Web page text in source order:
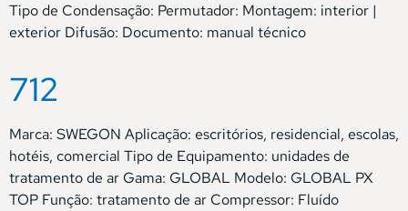
Tipo de Condensação: Permutador: Montagem: interior |
exterior Difusão: Documento: manual técnico
712
Marca: SWEGON Aplicação: escritórios, residencial, escolas,
hotéis, comercial Tipo de Equipamento: unidades de
tratamento de ar Gama: GLOBAL Modelo: GLOBAL PX
TOP Função: tratamento de ar Compressor: Fluído